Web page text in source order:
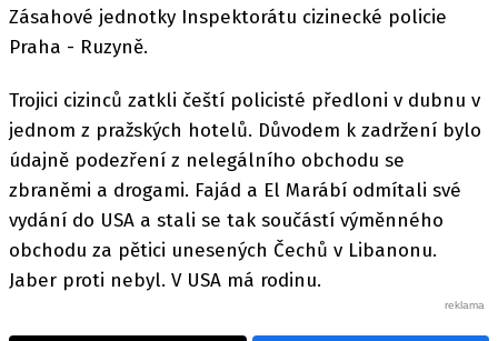
Zásahové jednotky Inspektorátu cizinecké policie
Praha - Ruzyně.
Trojici cizinců zatkli čeští policisté předloni v dubnu v
jednom z pražských hotelů. Důvodem k zadržení bylo
údajně podezření z nelegálního obchodu se
zbraněmi a drogami. Fajád a El Marábí odmítali své
vydání do USA a stali se tak součástí výměnného
obchodu za pětici unesených Čechů v Libanonu.
Jaber proti nebyl. V USA má rodinu.